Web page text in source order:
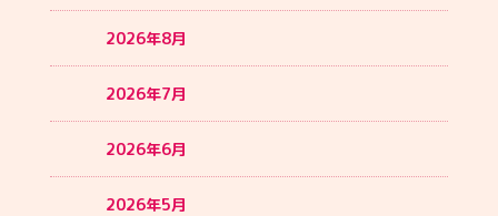
2026年8月
2026年7月
2026年6月
2026年5月